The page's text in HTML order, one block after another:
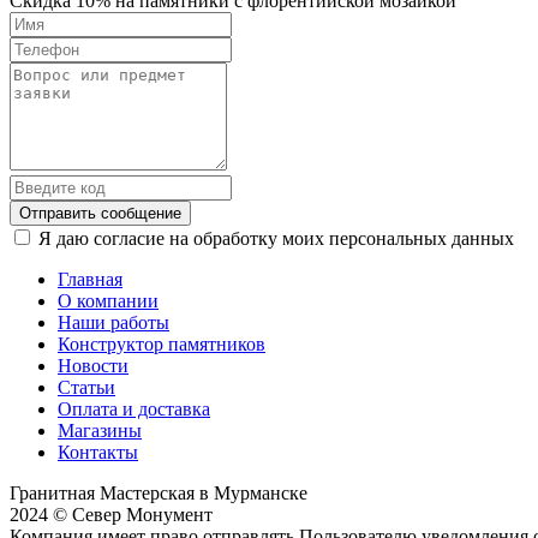
Отправить сообщение
Я даю согласие на обработку моих персональных данных
Главная
О компании
Наши работы
Конструктор памятников
Новости
Статьи
Оплата и доставка
Магазины
Контакты
Гранитная Мастерская в Мурманске
2024 © Север Монумент